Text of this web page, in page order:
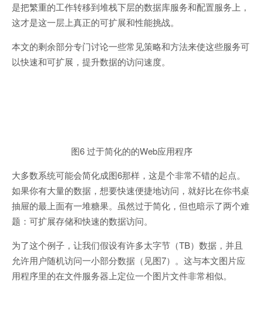
是把繁重的工作转移到堆栈下层的数据库服务和配置服务上，
这才是这一层上真正的可扩展和性能挑战。
本文的剩余部分专门讨论一些常见策略和方法来使这些服务可
以快速和可扩展，提升数据的访问速度。
图6 过于简化的的Web应用程序
大多数系统可能会简化成图6那样，这是个非常不错的起点。
如果你有大量的数据，想要快速便捷地访问，就好比在你书桌
抽屉的最上面有一堆糖果。虽然过于简化，但也暗示了两个难
题：可扩展存储和快速的数据访问。
为了这个例子，让我们假设有许多太字节（TB）数据，并且
允许用户随机访问一小部分数据（见图7）。这与本文图片应
用程序里的在文件服务器上定位一个图片文件非常相似。